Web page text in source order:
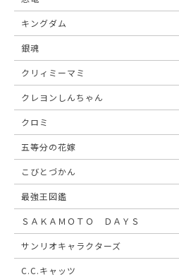
キングダム
銀魂
クリィミーマミ
クレヨンしんちゃん
クロミ
五等分の花嫁
こびとづかん
最強王図鑑
ＳＡＫＡＭＯＴＯ ＤＡＹＳ
サンリオキャラクターズ
C.C.キャッツ